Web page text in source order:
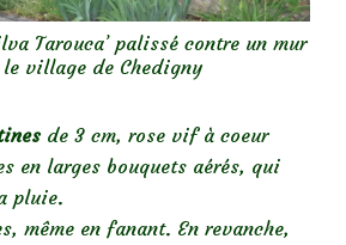
Tarouca’ palissé contre un mur
le village de Chedigny
de 3 cm, rose vif à coeur
en larges bouquets aérés, qui
pluie.
même en fanant. En revanche,